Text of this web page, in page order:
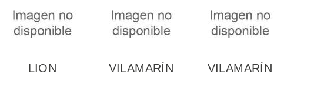
LION
VILAMARÍN
VILAMARÍN